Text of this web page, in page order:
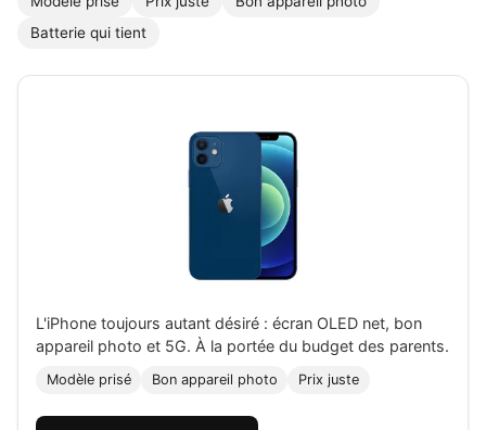
Batterie qui tient
L'iPhone toujours autant désiré : écran OLED net, bon
appareil photo et 5G. À la portée du budget des parents.
Modèle prisé Bon appareil photo Prix juste